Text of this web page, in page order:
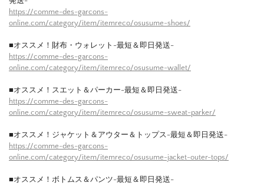
https://comme-des-garcons-
online.com/category/item/itemreco/osusume-shoes/
■オススメ！財布・ウォレット-最短＆即日発送-
https://comme-des-garcons-
online.com/category/item/itemreco/osusume-wallet/
■オススメ！スエット＆パーカー-最短＆即日発送-
https://comme-des-garcons-
online.com/category/item/itemreco/osusume-sweat-parker/
■オススメ！ジャケット＆アウター＆トップス-最短＆即日発送-
https://comme-des-garcons-
online.com/category/item/itemreco/osusume-jacket-outer-tops/
■オススメ！ボトムス＆パンツ-最短＆即日発送-